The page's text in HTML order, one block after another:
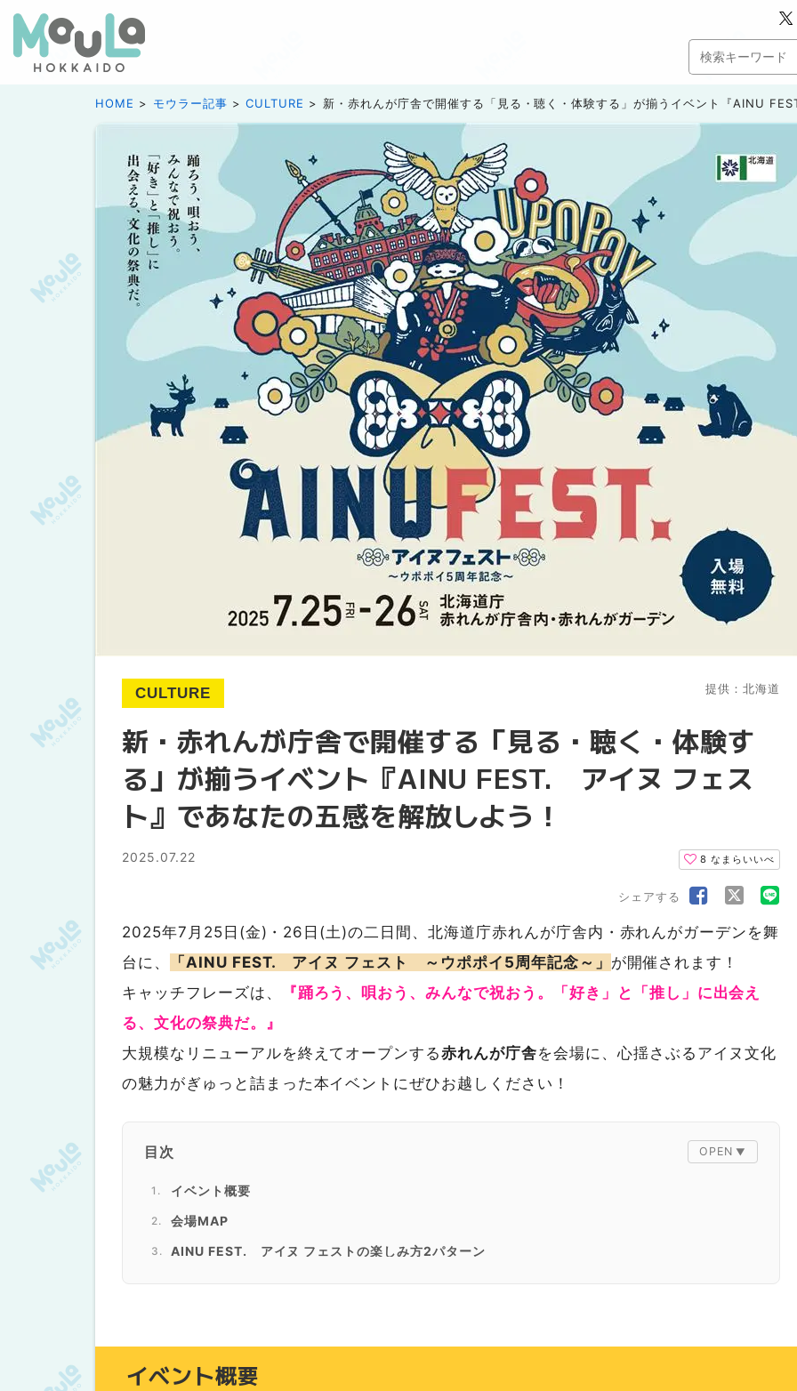
HOME モウラー記事 CULTURE 新・赤れんが庁舎で開催する「見る・聴く・体験する」が揃うイベント『AINU
CULTURE 提供：北海道
新・赤れんが庁舎で開催する「見る・聴く・体験す
る」が揃うイベント『AINU FEST. アイヌ フェス
ト』であなたの五感を解放しよう！
2025.07.22 8 なまらいいべ
シェアする
2025年7月25日(金)・26日(土)の二日間、北海道庁赤れんが庁舎内・赤れんがガーデンを舞
台に、
「AINU FEST. アイヌ フェスト ～ウポポイ5周年記念～」 が開催されます！
キャッチフレーズは、
『踊ろう、唄おう、みんなで祝おう。「好き」と「推し」に出会え
る、文化の祭典だ。』
大規模なリニューアルを終えてオープンする赤れんが庁舎を会場に、心揺さぶるアイヌ文化
の魅力がぎゅっと詰まった本イベントにぜひお越しください！
目次
イベント概要
会場MAP
AINU FEST. アイヌ フェストの楽しみ方2パターン
イベント概要